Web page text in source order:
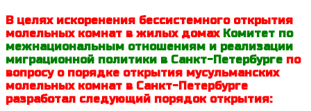
В целях искоренения бессистемного открытия
молельных комнат в жилых домах Комитет по
межнациональным отношениям и реализации
миграционной политики в Санкт-Петербурге по
вопросу о порядке открытия мусульманских
молельных комнат в Санкт-Петербурге
разработал следующий порядок открытия: